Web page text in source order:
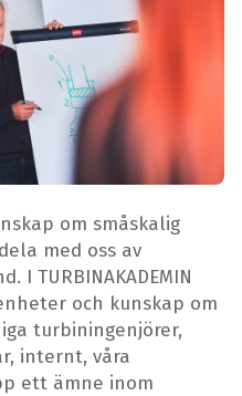
om småskalig
med oss av
I TURBINAKADEMIN
och kunskap om
turbiningenjörer,
internt, våra
ett ämne inom